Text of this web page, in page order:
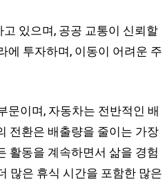
있으며, 공공 교통이 신뢰할
에 투자하며, 이동이 어려운 주
문이며, 자동차는 전반적인 배
전환은 배출량을 줄이는 가장
활동을 계속하면서 삶을 경험
많은 휴식 시간을 포함한 많은